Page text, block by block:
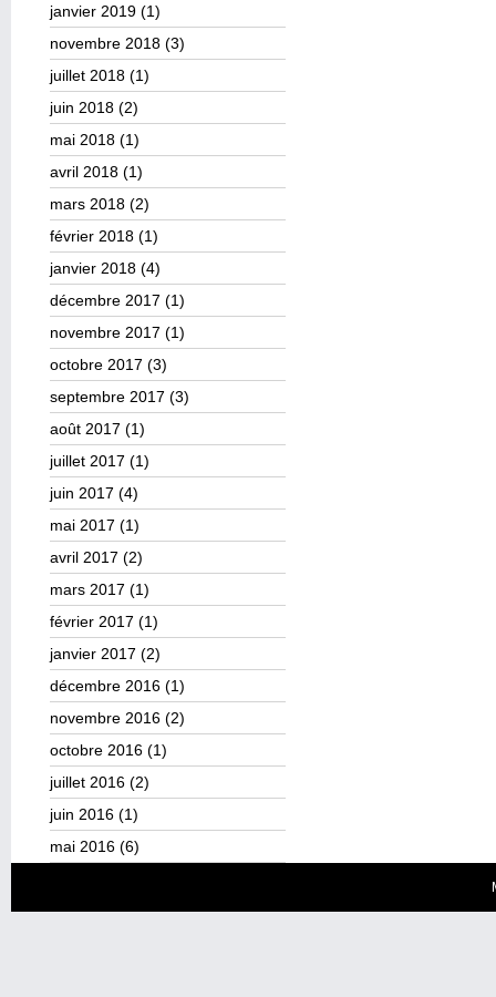
janvier 2019 (1)
novembre 2018 (3)
juillet 2018 (1)
juin 2018 (2)
mai 2018 (1)
avril 2018 (1)
mars 2018 (2)
février 2018 (1)
janvier 2018 (4)
décembre 2017 (1)
novembre 2017 (1)
octobre 2017 (3)
septembre 2017 (3)
août 2017 (1)
juillet 2017 (1)
juin 2017 (4)
mai 2017 (1)
avril 2017 (2)
mars 2017 (1)
février 2017 (1)
janvier 2017 (2)
décembre 2016 (1)
novembre 2016 (2)
octobre 2016 (1)
juillet 2016 (2)
juin 2016 (1)
mai 2016 (6)